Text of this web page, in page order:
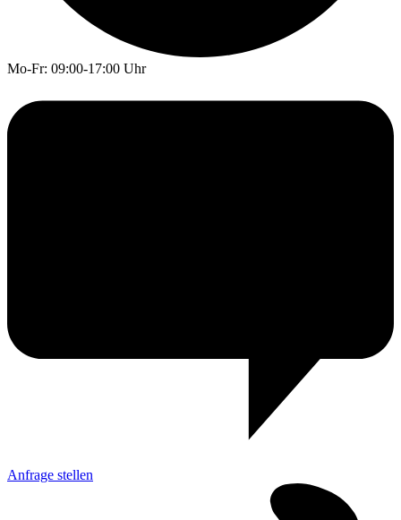
Mo-Fr: 09:00-17:00 Uhr
Anfrage stellen